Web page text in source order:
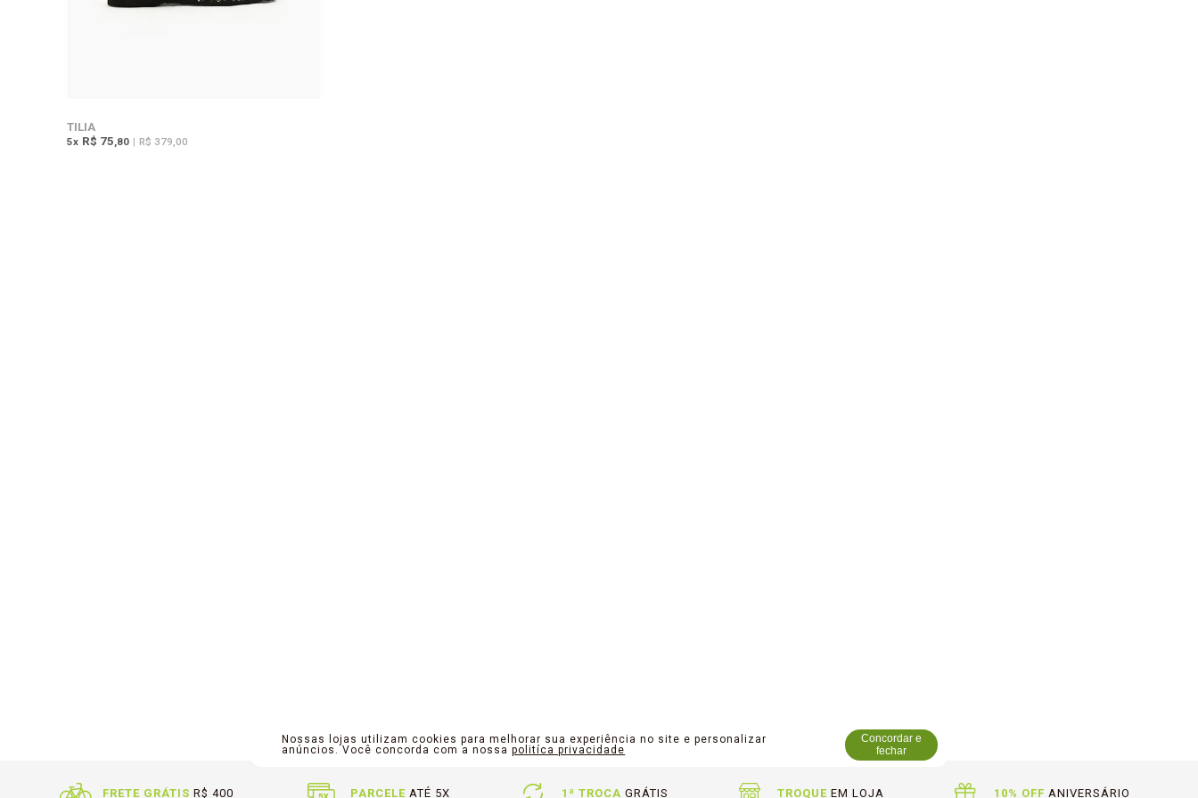
TILIA
5x R$ 75,80 | R$ 379,00
FRETE GRÁTIS R$ 400 PARCELEATÉ 5X 1ª TROCA GRÁTIS TROQUEEM LOJA 10% OFF ANIVERSÁRIO
Nossas lojas utilizam cookies para melhorar sua experiência no site e personalizar
anúncios. Você concorda com a nossapolitíca privacidade
Concordar e
fechar